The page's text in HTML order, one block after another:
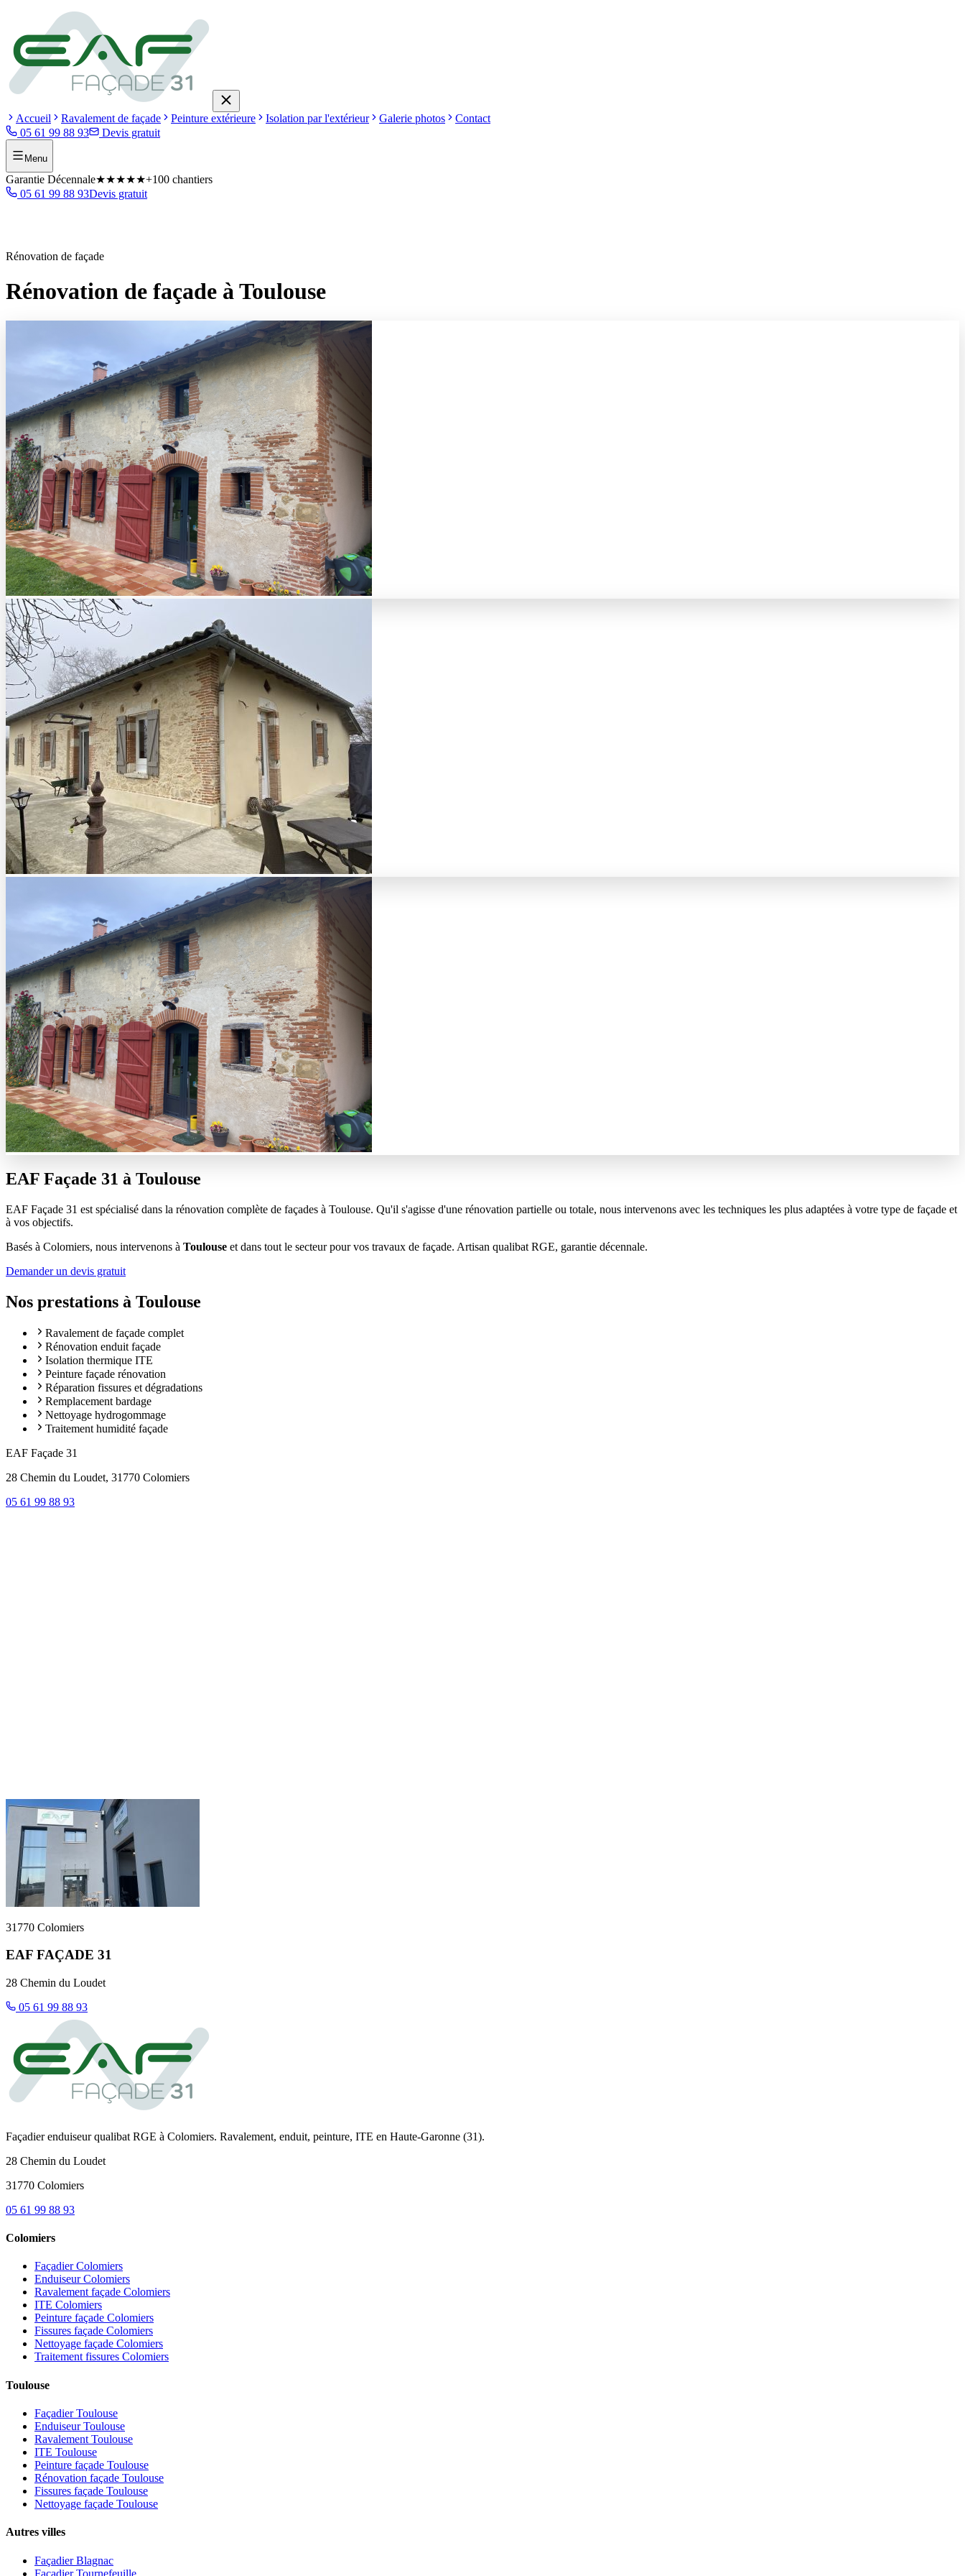
Accueil Ravalement de façade Peinture extérieure Isolation par l'extérieur Galerie photos
Contact
05 61 99 88 93
Devis gratuit
Menu
Garantie Décennale★★★★★+100 chantiers
05 61 99 88 93Devis gratuit
Rénovation de façade
Rénovation de façade à Toulouse
EAF Façade 31 à Toulouse
EAF Façade 31 est spécialisé dans la rénovation complète de façades à Toulouse. Qu'il s'agisse d'une rénovation partielle ou totale, nous intervenons avec les techniques les plus adaptées à votre type de façade et
à vos objectifs.
Basés à Colomiers, nous intervenons à Toulouse et dans tout le secteur pour vos travaux de façade. Artisan qualibat RGE, garantie décennale.
Demander un devis gratuit
Nos prestations à Toulouse
Ravalement de façade complet
Rénovation enduit façade
Isolation thermique ITE
Peinture façade rénovation
Réparation fissures et dégradations
Remplacement bardage
Nettoyage hydrogommage
Traitement humidité façade
EAF Façade 31
28 Chemin du Loudet, 31770 Colomiers
05 61 99 88 93
31770 Colomiers
EAF FAÇADE 31
28 Chemin du Loudet
05 61 99 88 93
Façadier enduiseur qualibat RGE à Colomiers. Ravalement, enduit, peinture, ITE en Haute-Garonne (31).
28 Chemin du Loudet
31770 Colomiers
05 61 99 88 93
Colomiers
Façadier Colomiers
Enduiseur Colomiers
Ravalement façade Colomiers
ITE Colomiers
Peinture façade Colomiers
Fissures façade Colomiers
Nettoyage façade Colomiers
Traitement fissures Colomiers
Toulouse
Façadier Toulouse
Enduiseur Toulouse
Ravalement Toulouse
ITE Toulouse
Peinture façade Toulouse
Rénovation façade Toulouse
Fissures façade Toulouse
Nettoyage façade Toulouse
Autres villes
Façadier Blagnac
Façadier Tournefeuille